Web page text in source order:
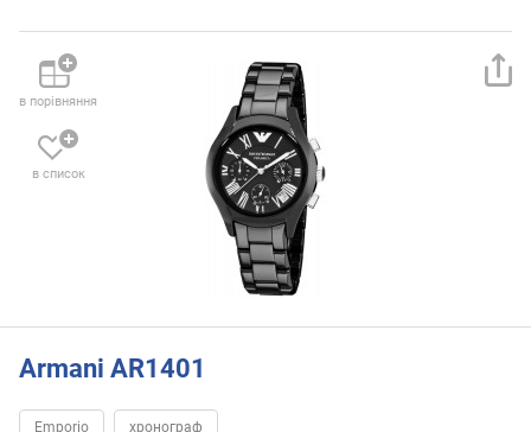
в порівняння
в список
Armani AR1401
Emporio хронограф